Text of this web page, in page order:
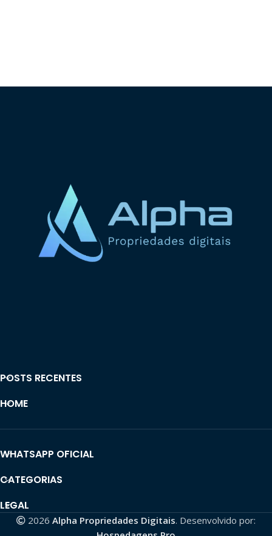
POSTS RECENTES
HOME
WHATSAPP OFICIAL
CATEGORIAS
LEGAL
2026 Alpha Propriedades Digitais. Desenvolvido por: